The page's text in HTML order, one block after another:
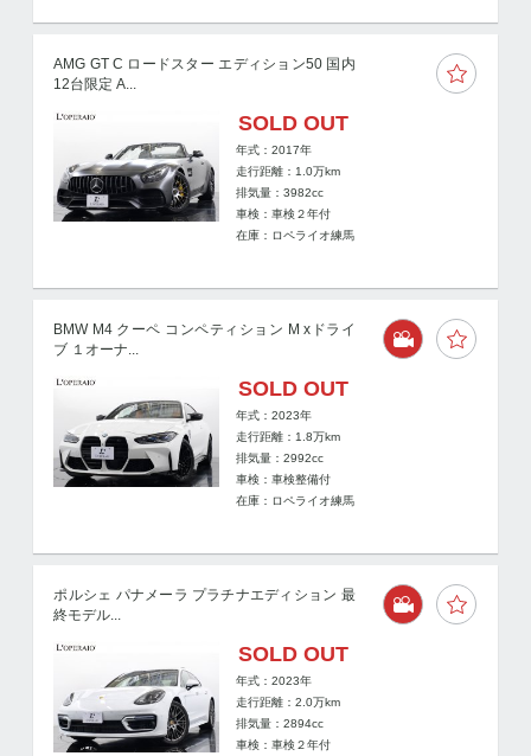
AMG GT C ロードスター エディション50 国内
12台限定 A...
SOLD OUT
年式：2017年
走行距離： 1.0万km
排気量：3982cc
車検：車検２年付
在庫：ロペライオ練馬
BMW M4 クーペ コンペティション M xドライ
ブ １オーナ...
SOLD OUT
年式：2023年
走行距離： 1.8万km
排気量：2992cc
車検：車検整備付
在庫：ロペライオ練馬
ポルシェ パナメーラ プラチナエディション 最
終モデル...
SOLD OUT
年式：2023年
走行距離：2.0万km
排気量：2894cc
車検：車検２年付